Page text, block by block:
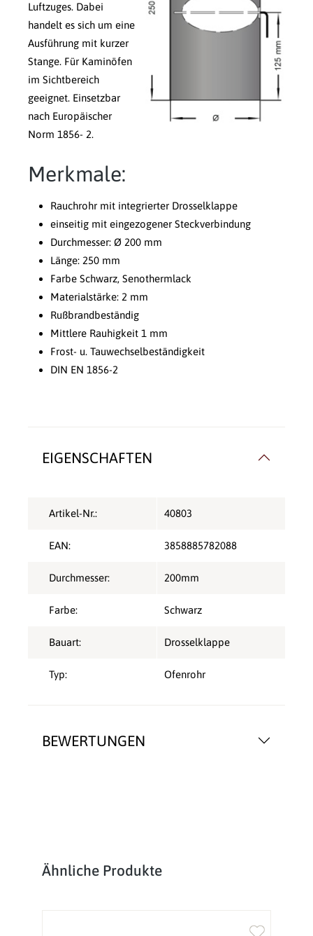
Luftzuges. Dabei
handelt es sich um eine
Ausführung mit kurzer
Stange. Für Kaminöfen
im Sichtbereich
geeignet. Einsetzbar
nach Europäischer
Norm 1856- 2.
Merkmale:
Rauchrohr mit integrierter Drosselklappe
einseitig mit eingezogener Steckverbindung
Durchmesser: Ø 200 mm
Länge: 250 mm
Farbe Schwarz, Senothermlack
Materialstärke: 2 mm
Rußbrandbeständig
Mittlere Rauhigkeit 1 mm
Frost- u. Tauwechselbeständigkeit
DIN EN 1856-2
BEWERTUNGEN
EIGENSCHAFTEN
Artikel-Nr.: 40803
EAN: 3858885782088
Durchmesser: 200mm
Farbe: Schwarz
Bauart: Drosselklappe
Typ: Ofenrohr
Produktgalerie überspringen
Ähnliche Produkte